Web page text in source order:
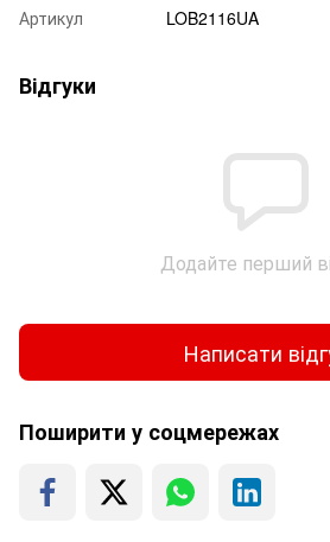
Артикул
LOB2116UA
Відгуки
Додайте перший
Написати
Поширити у соцмережах